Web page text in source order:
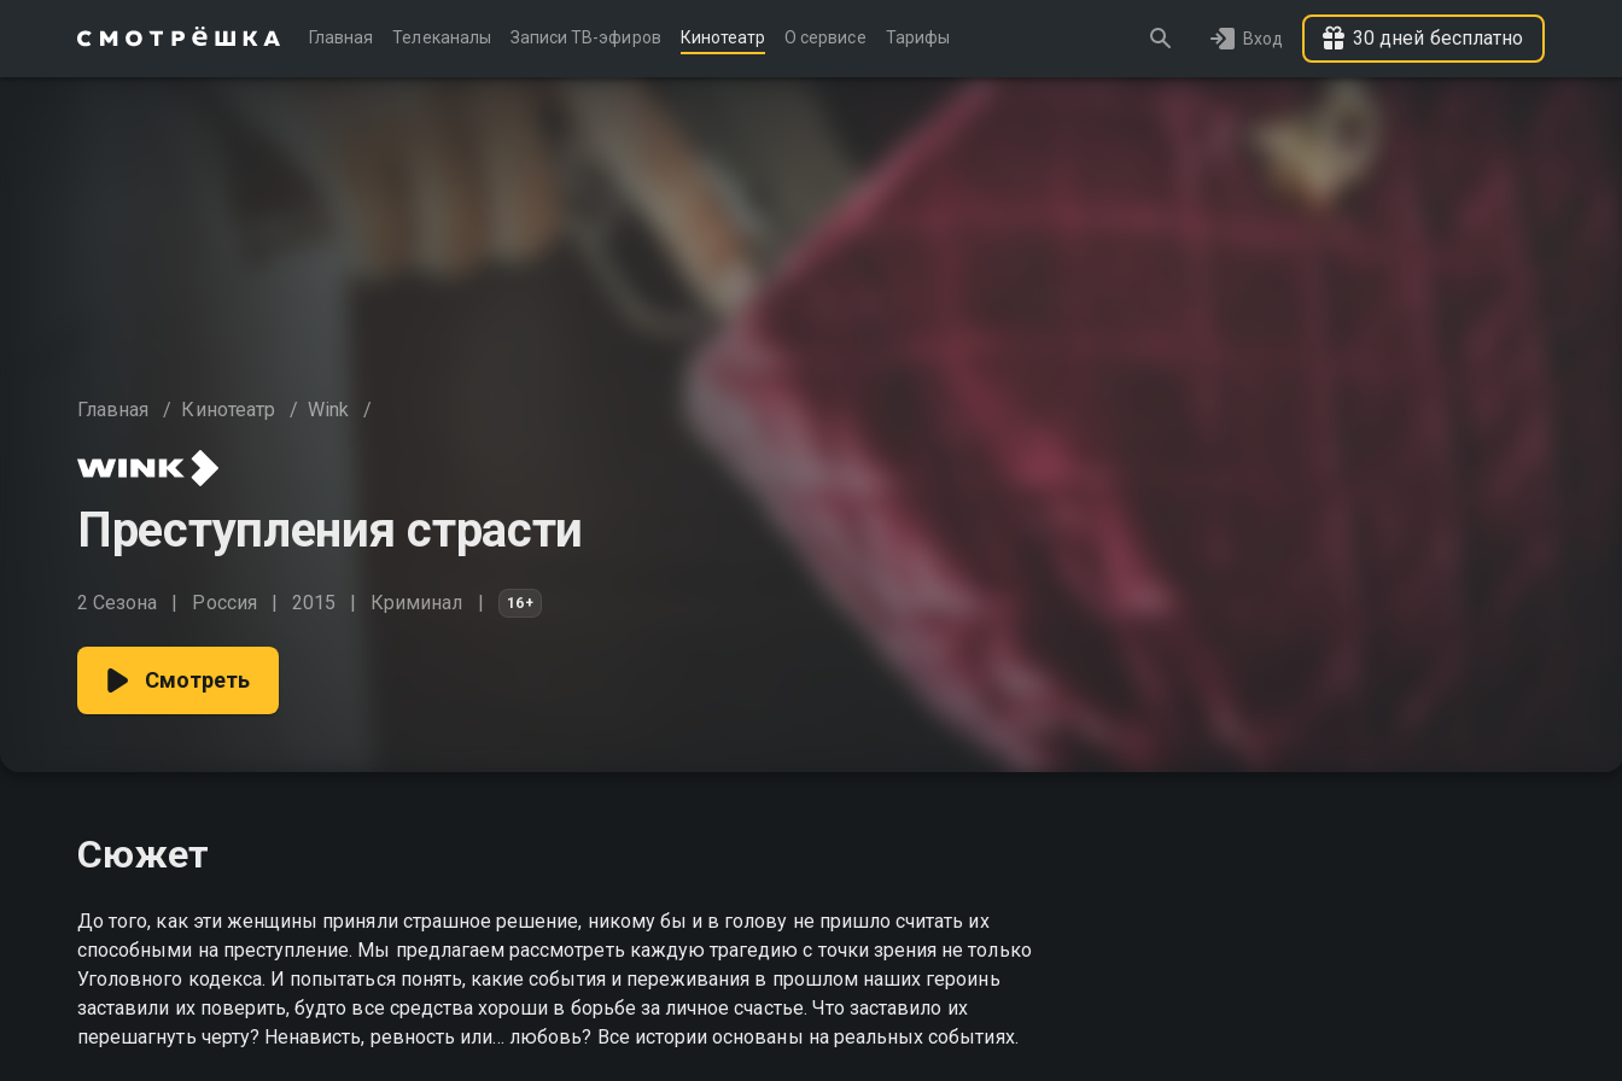
Главная Телеканалы Записи ТВ-эфиров Кинотеатр О сервисе Тарифы Вход 30 дней бесплатно
Главная / Кинотеатр / Wink /
Преступления страсти
2 Сезона Россия 2015 Криминал 16+
Смотреть
Сюжет
До того, как эти женщины приняли страшное решение, никому бы и в голову не пришло считать их
способными на преступление. Мы предлагаем рассмотреть каждую трагедию с точки зрения не только
Уголовного кодекса. И попытаться понять, какие события и переживания в прошлом наших героинь
заставили их поверить, будто все средства хороши в борьбе за личное счастье. Что заставило их
перешагнуть черту? Ненависть, ревность или… любовь? Все истории основаны на реальных событиях.